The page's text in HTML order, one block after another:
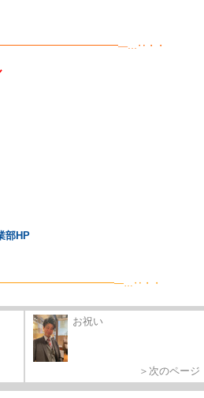
・・
部HP
・・
お祝い
＞次のページ